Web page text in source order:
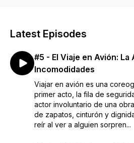
faltan. Ya sea que busquen estar al
buenas melodías, han llegado al
Tijuana para el mundo,
Latest Episodes
#5 - El Viaje en Avión: La
Incomodidades
Viajar en avión es una
primer acto, la fila de
actor involuntario de una
de zapatos, cinturón y
reír al ver a alguien sorpren...